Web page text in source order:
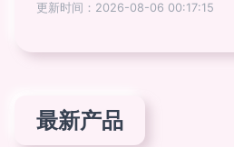
更新时间：2026-08-06 00:17:15
最新产品